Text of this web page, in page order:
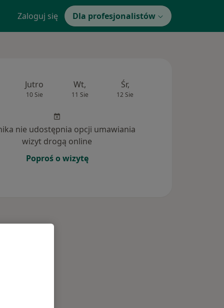
Zaloguj się Dla profesjonalistów
Jutro
10 Sie
Wt,
11 Sie
Śr,
12 Sie
nie udostępnia opcji umawiania
wizyt drogą online
Poproś o wizytę